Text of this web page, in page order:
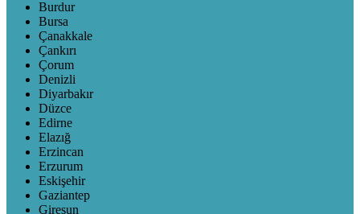
Burdur
Bursa
Çanakkale
Çankırı
Çorum
Denizli
Diyarbakır
Düzce
Edirne
Elazığ
Erzincan
Erzurum
Eskişehir
Gaziantep
Giresun